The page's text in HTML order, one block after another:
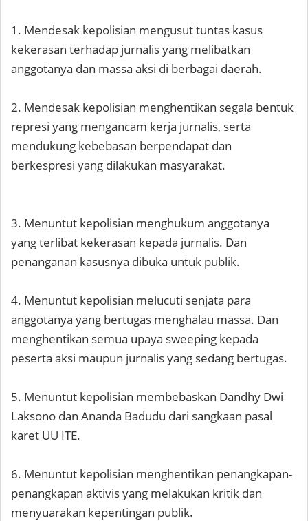
1. Mendesak kepolisian mengusut tuntas kasus
kekerasan terhadap jurnalis yang melibatkan
anggotanya dan massa aksi di berbagai daerah.
2. Mendesak kepolisian menghentikan segala bentuk
represi yang mengancam kerja jurnalis, serta
mendukung kebebasan berpendapat dan
berkespresi yang dilakukan masyarakat.
3. Menuntut kepolisian menghukum anggotanya
yang terlibat kekerasan kepada jurnalis. Dan
penanganan kasusnya dibuka untuk publik.
4. Menuntut kepolisian melucuti senjata para
anggotanya yang bertugas menghalau massa. Dan
menghentikan semua upaya sweeping kepada
peserta aksi maupun jurnalis yang sedang bertugas.
5. Menuntut kepolisian membebaskan Dandhy Dwi
Laksono dan Ananda Badudu dari sangkaan pasal
karet UU ITE.
6. Menuntut kepolisian menghentikan penangkapan-
penangkapan aktivis yang melakukan kritik dan
menyuarakan kepentingan publik.